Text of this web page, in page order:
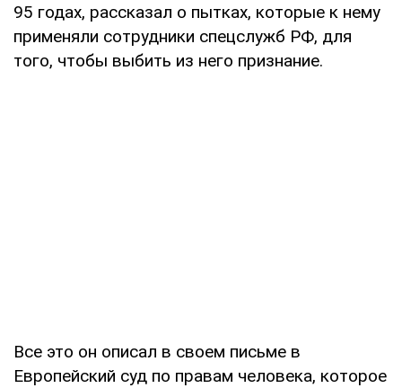
95 годах, рассказал о пытках, которые к нему
применяли сотрудники спецслужб РФ, для
того, чтобы выбить из него признание.
Все это он описал в своем письме в
Европейский суд по правам человека, которое